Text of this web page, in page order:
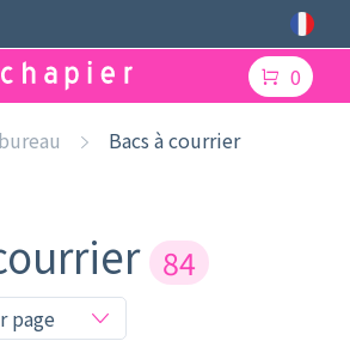
0
Bacs à courrier
84